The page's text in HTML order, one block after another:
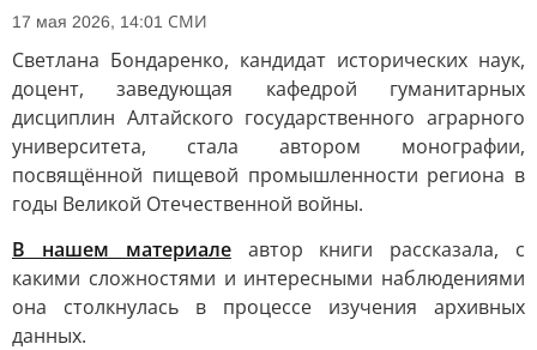
17 мая 2026, 14:01 СМИ
Светлана Бондаренко, кандидат исторических наук,
доцент, заведующая кафедрой гуманитарных
дисциплин Алтайского государственного аграрного
университета, стала автором монографии,
посвящённой пищевой промышленности региона в
годы Великой Отечественной войны.
В нашем материалеавтор книги рассказала, с
какими сложностями и интересными наблюдениями
она столкнулась в процессе изучения архивных
данных.